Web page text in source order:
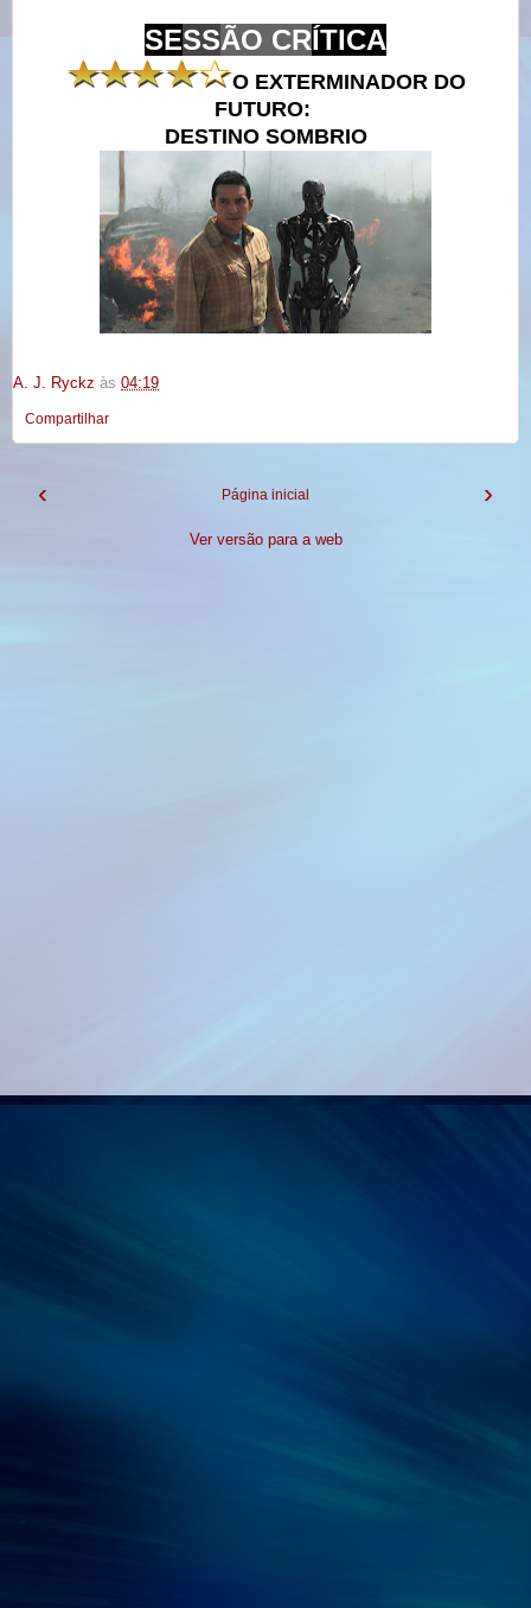
SESSÃO CRÍTICA
O EXTERMINADOR DO
FUTURO:
DESTINO SOMBRIO
A. J. Ryckz às 04:19
Compartilhar
‹ ›
Página inicial
Ver versão para a web